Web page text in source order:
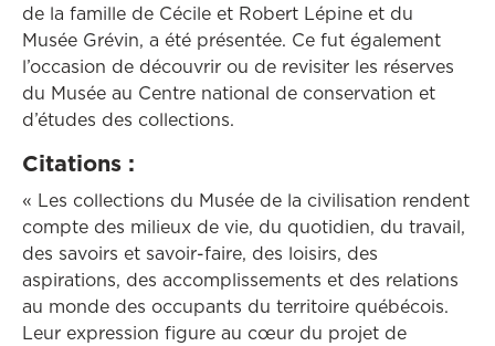
de la famille de Cécile et Robert Lépine et du
Musée Grévin, a été présentée. Ce fut également
l’occasion de découvrir ou de revisiter les réserves
du Musée au Centre national de conservation et
d’études des collections.
Citations :
« Les collections du Musée de la civilisation rendent
compte des milieux de vie, du quotidien, du travail,
des savoirs et savoir-faire, des loisirs, des
aspirations, des accomplissements et des relations
au monde des occupants du territoire québécois.
Leur expression figure au cœur du projet de